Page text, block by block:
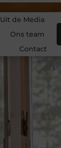
Uit de Media
Ons team
Contact